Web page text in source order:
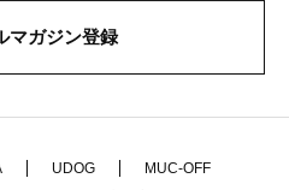
マガジン登録
UDOG
MUC-OFF